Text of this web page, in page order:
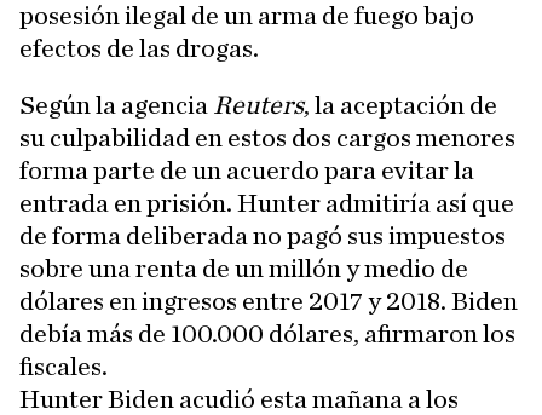
posesión ilegal de un arma de fuego bajo
efectos de las drogas.
Según la agencia Reuters, la aceptación de
su culpabilidad en estos dos cargos menores
forma parte de un acuerdo para evitar la
entrada en prisión. Hunter admitiría así que
de forma deliberada no pagó sus impuestos
sobre una renta de un millón y medio de
dólares en ingresos entre 2017 y 2018. Biden
debía más de 100.000 dólares, afirmaron los
fiscales.
Hunter Biden acudió esta mañana a los